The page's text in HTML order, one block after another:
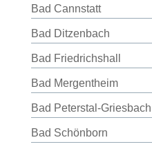
Bad Cannstatt
Bad Ditzenbach
Bad Friedrichshall
Bad Mergentheim
Bad Peterstal-Griesbach
Bad Schönborn